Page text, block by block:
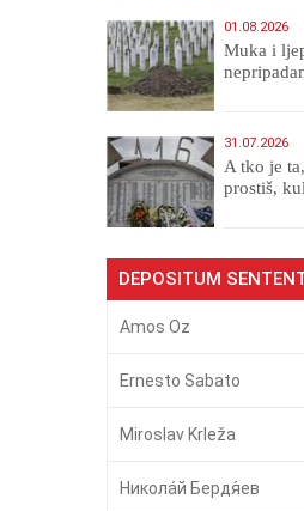
01.08.2026
Muka i
31.07.2026
A tko je
prostiš,
DEPOSITUM
Amos Oz
Ernesto Sabato
Miroslav Krleža
Никола́й Бердя́ев